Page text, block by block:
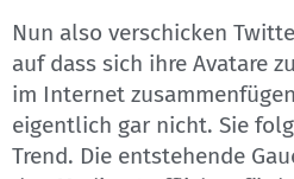
Nun also verschicken
auf dass sich ihre Avatare
im Internet
eigentlich gar nicht. Sie
Trend. Die entstehende